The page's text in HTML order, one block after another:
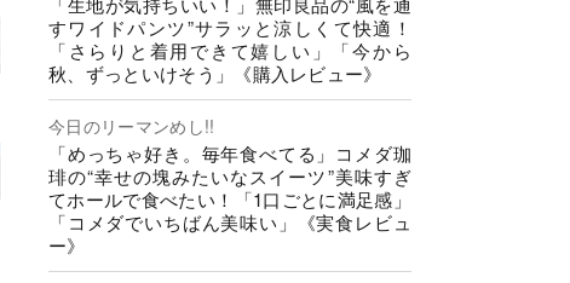
すワイドパンツ”サラッと涼しくて快適！
「さらりと着用できて嬉しい」「今から
秋、ずっといけそう」《購入レビュー》
今日のリーマンめし!!
「めっちゃ好き。毎年食べてる」コメダ珈
琲の“幸せの塊みたいなスイーツ”美味すぎ
てホールで食べたい！「1口ごとに満足感」
「コメダでいちばん美味い」《実食レビュ
ー》